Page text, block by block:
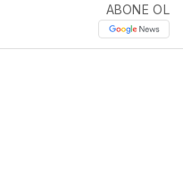
ABONE OL